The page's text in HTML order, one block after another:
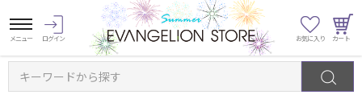
キーワードから探す